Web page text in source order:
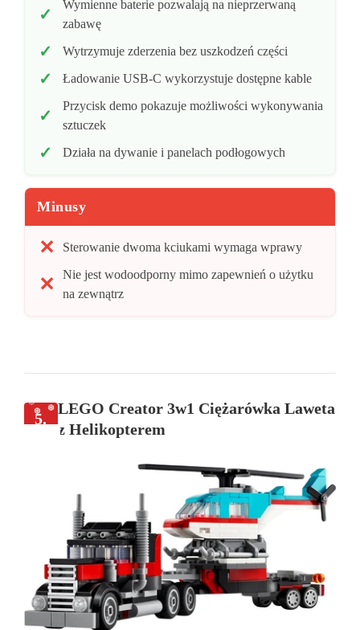
Wymienne baterie pozwalają na nieprzerwaną
zabawę
Wytrzymuje zderzenia bez uszkodzeń części
Ładowanie USB-C wykorzystuje dostępne kable
Przycisk demo pokazuje możliwości wykonywania
sztuczek
Działa na dywanie i panelach podłogowych
Minusy
Sterowanie dwoma kciukami wymaga wprawy
Nie jest wodoodporny mimo zapewnień o użytku
na zewnątrz
5.
LEGO Creator 3w1 Ciężarówka Laweta
z Helikopterem